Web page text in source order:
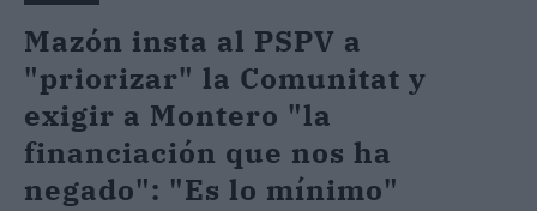
Mazón insta al PSPV a
"priorizar" la Comunitat y
exigir a Montero "la
financiación que nos ha
negado": "Es lo mínimo"